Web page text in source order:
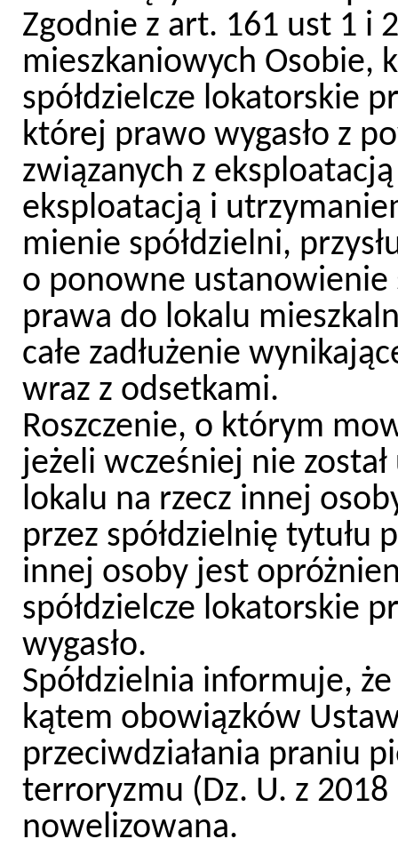
Zgodnie z art. 161 ust 1 i
mieszkaniowych Osobie,
spółdzielcze lokatorskie
której prawo wygasło z
związanych z
eksploatacją i
mienie spółdzielni,
o ponowne ustanowienie
prawa do lokalu
całe zadłużenie
wraz z odsetkami.
Roszczenie, o którym
jeżeli wcześniej nie
lokalu na rzecz innej
przez spółdzielnię tytułu
innej osoby jest
spółdzielcze lokatorskie
wygasło.
Spółdzielnia informuje,
kątem obowiązków
przeciwdziałania praniu
terroryzmu (Dz. U. z
nowelizowana.